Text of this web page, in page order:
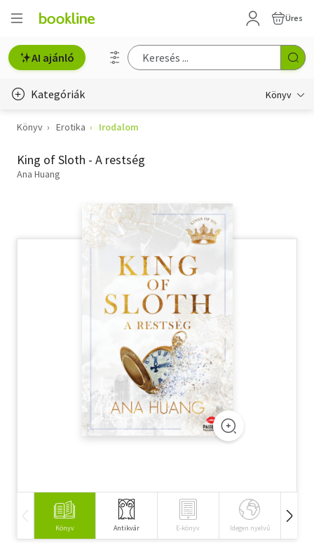
Üres
AI ajánló
Kategóriák Könyv
Életmód, egészség
Erotika
Hobbi, szabadidő
Társadalomtudomány
Természettudomány
Vallás
Könyv Erotika Irodalom
King of Sloth - A restség
Ana Huang
Könyv Antikvár E-könyv Idegen nyelvű